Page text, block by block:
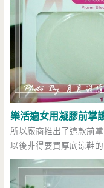
樂活適女用凝膠前掌
所以廠商推出了這款前
以後非得要買厚底涼鞋